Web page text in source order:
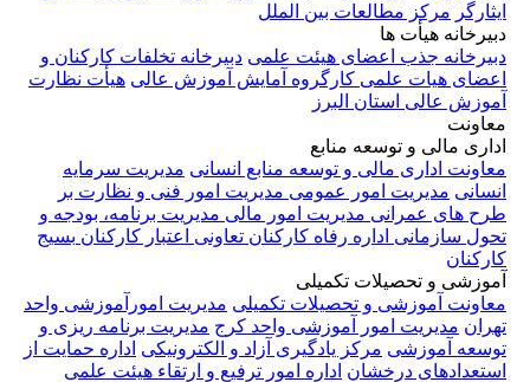
ایثارگر مرکز مطالعات بین الملل
دبیرخانه هیأت ها
دبیرخانه جذب اعضای هیئت علمی دبیرخانه تخلفات کارکنان و
اعضای هیات علمی کارگروه آمایش آموزش عالی هیأت نظارت
آموزش عالی استان البرز
معاونت
اداری مالی و توسعه منابع
معاونت اداری مالی و توسعه منابع انسانی مدیریت سرمایه
انسانی مدیریت امور عمومی مدیریت امور فنی و نظارت بر
طرح های عمرانی مدیریت امور مالی مدیریت برنامه، بودجه و
تحول سازمانی اداره رفاه کارکنان تعاونی اعتبار کارکنان بسیج
کارکنان
آموزشی و تحصیلات تکمیلی
معاونت آموزشی و تحصیلات تکمیلی مدیریت امورآموزشی واحد
تهران مدیریت امور آموزشی واحد کرج مدیریت برنامه ریزی و
توسعه آموزشی مرکز یادگیری آزاد و الکترونیکی اداره حمایت از
استعدادهای درخشان اداره امور ترفیع و ارتقاء هیئت علمی